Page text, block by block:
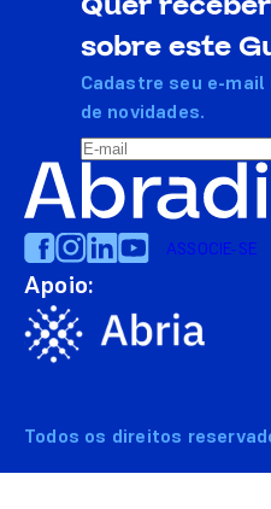
sobre este
Cadastre seu e-
de novidades.
ASSOCIE-SE
Apoio:
Todos os direitos